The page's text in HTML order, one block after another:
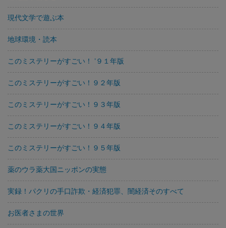
現代文学で遊ぶ本
地球環境・読本
このミステリーがすごい！ ’９１年版
このミステリーがすごい！９２年版
このミステリーがすごい！９３年版
このミステリーがすごい！９４年版
このミステリーがすごい！９５年版
薬のウラ薬大国ニッポンの実態
実録！パクリの手口詐欺・経済犯罪、闇経済そのすべて
お医者さまの世界